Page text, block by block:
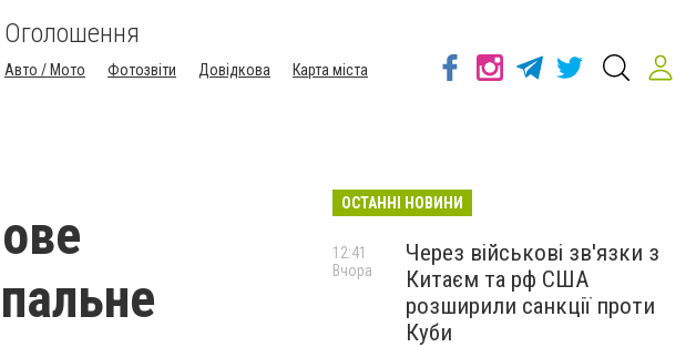
Оголошення
Авто / Мото Фотозвіти Довідкова
Карта міста
ОСТАННІ НОВИНИ
Через військові зв'язки з
Китаєм та рф США
розширили санкції проти
Куби
12:41
Вчора